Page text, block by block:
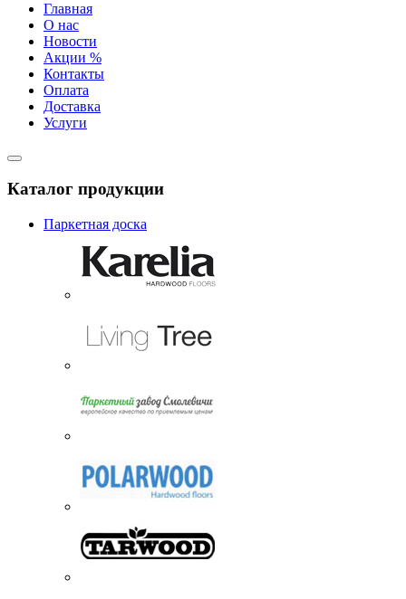
Главная
О нас
Новости
Акции %
Контакты
Оплата
Доставка
Услуги
Каталог продукции
Паркетная доска